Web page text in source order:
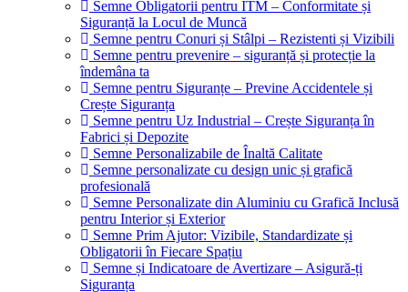
Semne Obligatorii pentru ITM – Conformitate și
Siguranță la Locul de Muncă
Semne pentru Conuri și Stâlpi – Rezistenti și Vizibili
Semne pentru prevenire – siguranță și protecție la
îndemâna ta
Semne pentru Siguranțe – Previne Accidentele și
Crește Siguranța
Semne pentru Uz Industrial – Crește Siguranța în
Fabrici și Depozite
Semne Personalizabile de Înaltă Calitate
Semne personalizate cu design unic și grafică
profesională
Semne Personalizate din Aluminiu cu Grafică Inclusă
pentru Interior și Exterior
Semne Prim Ajutor: Vizibile, Standardizate și
Obligatorii în Fiecare Spațiu
Semne și Indicatoare de Avertizare – Asigură-ți
Siguranța